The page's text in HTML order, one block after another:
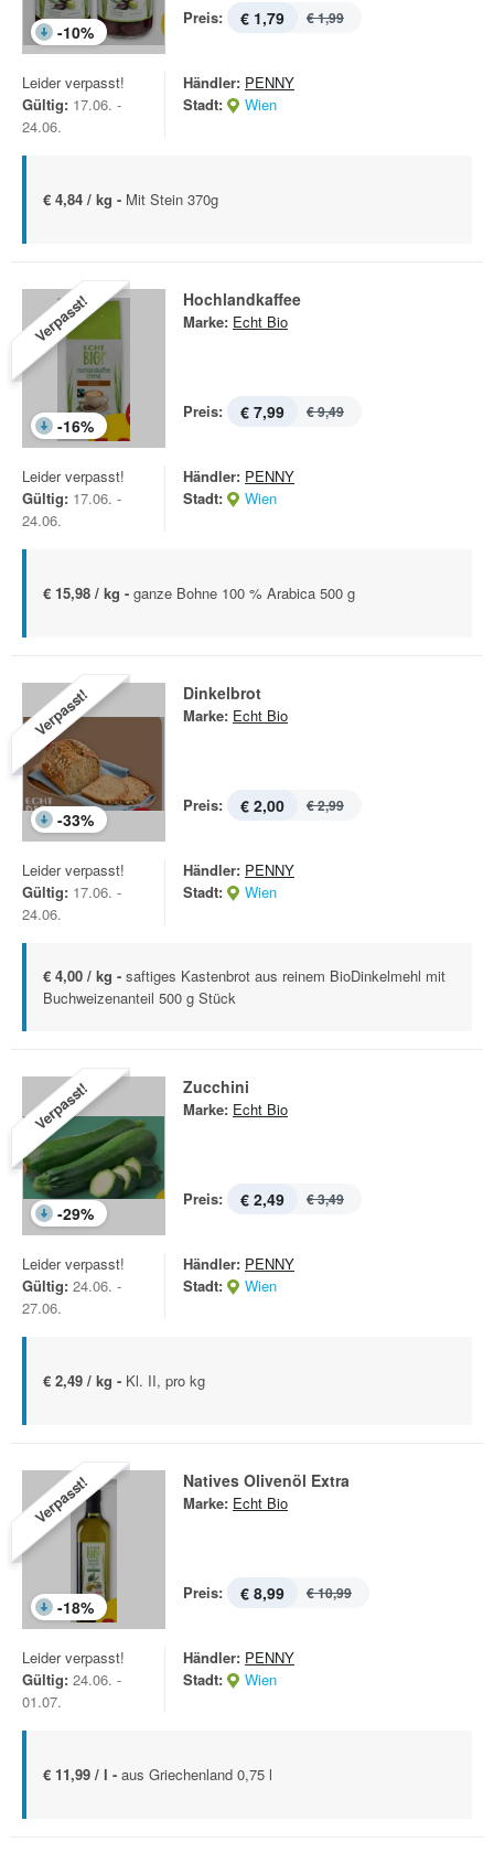
-10%
Preis: € 1,79 € 1,99
Leider verpasst!
Gültig: 17.06. -
24.06.
Händler: PENNY
Stadt:
Wien
€ 4,84 / kg - Mit Stein 370g
Verpasst!
-16%
Hochlandkaffee
Marke: Echt Bio
Preis: € 7,99 € 9,49
Leider verpasst!
Gültig: 17.06. -
24.06.
Händler: PENNY
Stadt:
Wien
€ 15,98 / kg - ganze Bohne 100 % Arabica 500 g
Verpasst!
-33%
Dinkelbrot
Marke: Echt Bio
Preis: € 2,00 € 2,99
Leider verpasst!
Gültig: 17.06. -
24.06.
Händler: PENNY
Stadt:
Wien
€ 4,00 / kg - saftiges Kastenbrot aus reinem BioDinkelmehl mit
Buchweizenanteil 500 g Stück
Verpasst!
-29%
Zucchini
Marke: Echt Bio
Preis: € 2,49 € 3,49
Leider verpasst!
Gültig: 24.06. -
27.06.
Händler: PENNY
Stadt:
Wien
€ 2,49 / kg - Kl. II, pro kg
Verpasst!
-18%
Natives Olivenöl Extra
Marke: Echt Bio
Preis: € 8,99 € 10,99
Leider verpasst!
Gültig: 24.06. -
01.07.
Händler: PENNY
Stadt:
Wien
€ 11,99 / l - aus Griechenland 0,75 l